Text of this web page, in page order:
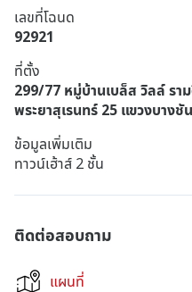
เลขที่โฉนด
92921
ที่ตั้ง
299/77 หมู่บ้านเบล็ส วิลล์ รา
พระยาสุเรนทร์ 25 แขวงบางชั
ข้อมูลเพิ่มเติม
ทาวน์เฮ้าส์ 2 ชั้น
ติดต่อสอบถาม
แผนที่